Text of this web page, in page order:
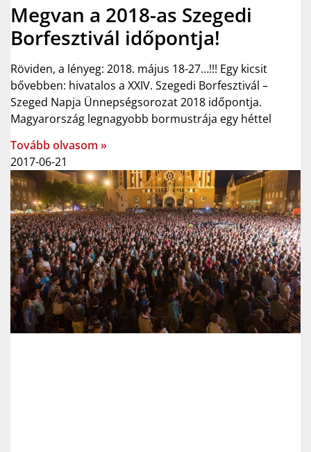
Megvan a 2018-as Szegedi
Borfesztivál időpontja!
Röviden, a lényeg: 2018. május 18-27…!!! Egy kicsit
bővebben: hivatalos a XXIV. Szegedi Borfesztivál –
Szeged Napja Ünnepségsorozat 2018 időpontja.
Magyarország legnagyobb bormustrája egy héttel
Tovább olvasom »
2017-06-21